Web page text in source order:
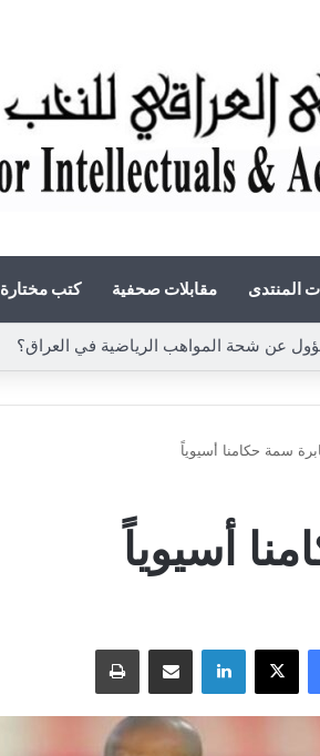
المنتدى مقابلات صحفية كتب مختارة
عن شحة المواهب الرياضية في العراق؟
سمة حكامنا أسيوياً
أسيوياً
فيسبوك لينكدإن